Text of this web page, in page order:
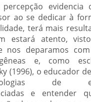
percepção evidencia
ao se dedicar à
terá mais
estará atento,
nos deparamos
e, como
(1996), o educador
de
e entender